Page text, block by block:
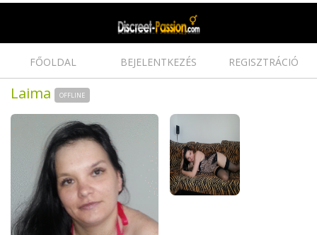
FŐOLDAL BEJELENTKEZÉS REGISZTRÁCIÓ
Laima OFFLINE